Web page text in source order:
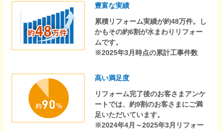
豊富な実績
累積リフォーム実績が約48万件。し
かもその約6割が水まわりリフォー
ムです。
※2025年3月時点の累計工事件数
高い満足度
リフォーム完了後のお客さまアンケ
ートでは、約9割のお客さまにご満
足いただいています。
※2024年4月～2025年3月リフォー